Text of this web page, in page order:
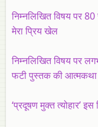
निम्नलिखित विषय पर
मेरा प्रिय खेल
निम्नलिखित विषय पर
फटी पुस्तक की आत्मकथा
‘प्रदूषण मुक्‍त त्‍योहार’